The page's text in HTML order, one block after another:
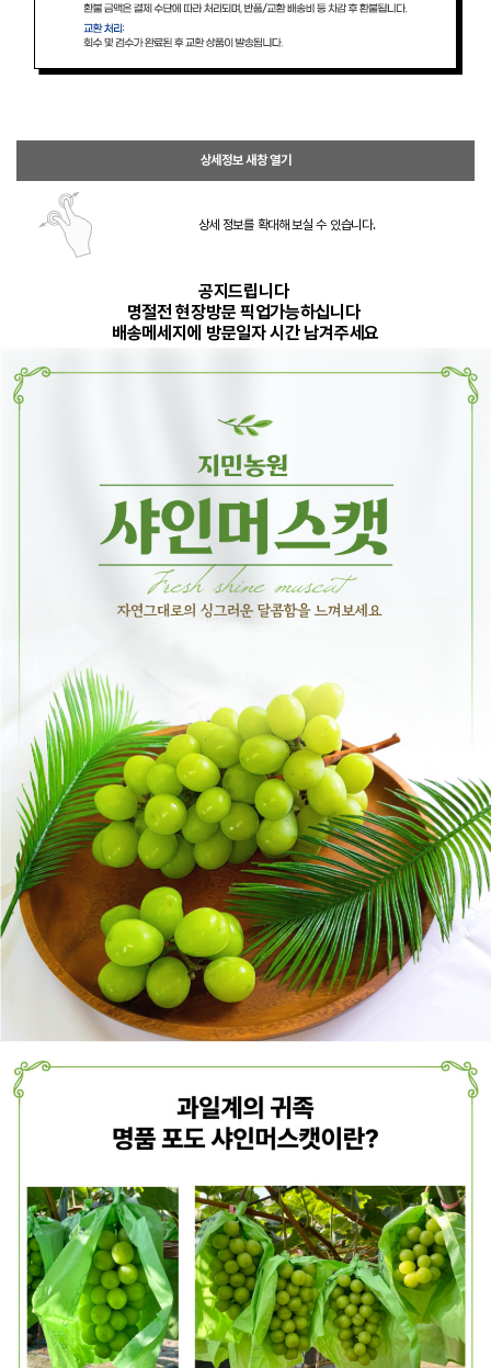
상세정보 새창 열기
상세 정보를 확대해 보실 수 있습니다.
공지드립니다
명절전 현장방문 픽업가능하십니다
배송메세지에 방문일자 시간 남겨주세요